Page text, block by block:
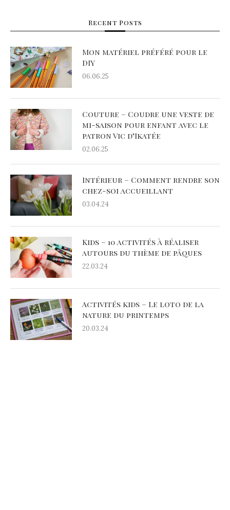
Recent Posts
Mon matériel préféré pour le
DIY
06.06.25
Couture – Coudre une veste de
mi-saison pour enfant avec le
patron Vic d’Ikatée
02.06.25
Intérieur – Comment rendre son
chez-soi accueillant
03.04.24
Kids – 10 activités à réaliser
autours du thème de pâques
22.03.24
Activités kids – Le loto de la
nature du printemps
20.03.24